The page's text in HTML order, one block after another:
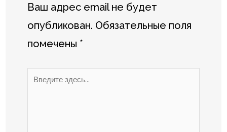
Ваш адрес email не будет
опубликован. Обязательные поля
помечены *
Введите